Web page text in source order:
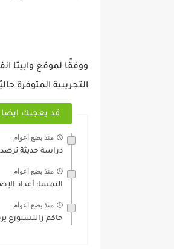
ووفقًا لموقع وابيتا
التجريبية المتوفرة
قد يعجبك ايضا
منذ بضع اعوام
دراسة حديثة
منذ بضع اعوام
النمسا: أعداد
منذ بضع اعوام
حاكم زالتسبورغ